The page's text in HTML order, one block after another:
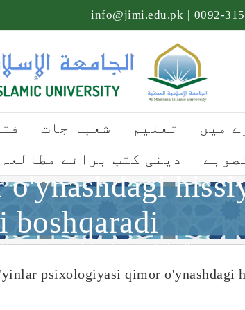
|
info@jimi.edu.pk
میں تعلیم شعبہ جات
دینی کتب برائے مطالعہ
boshqaradi
Home
/
Public
/
hissiyotlar va qarorlar kimni boshqaradi
psixologiyasi qimor o'ynashdagi